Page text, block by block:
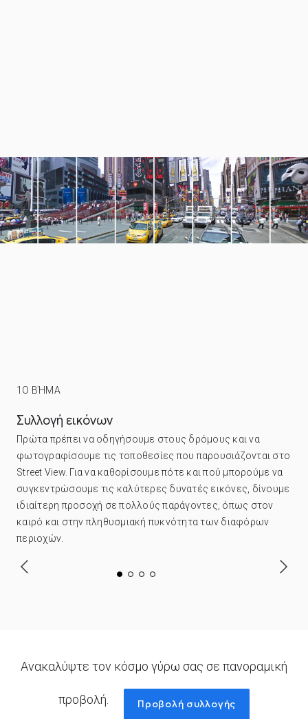
1Ο ΒΉΜΑ
Συλλογή εικόνων
Πρώτα πρέπει να οδηγήσουμε στους δρόμους και να
φωτογραφίσουμε τις τοποθεσίες που παρουσιάζονται στο
Street View. Για να καθορίσουμε πότε και πού μπορούμε να
συγκεντρώσουμε τις καλύτερες δυνατές εικόνες, δίνουμε
ιδιαίτερη προσοχή σε πολλούς παράγοντες, όπως στον
καιρό και στην πληθυσμιακή πυκνότητα των διαφόρων
περιοχών.
Ανακαλύψτε τον κόσμο γύρω σας σε πανοραμική
προβολή. Προβολή συλλογής